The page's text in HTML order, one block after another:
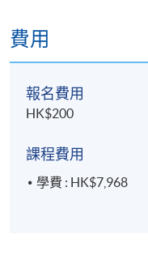
日期 / 時間
修業期
16 講
每講3小時
費用
報名費用
HK$200
課程費用
學費 : HK$7,968